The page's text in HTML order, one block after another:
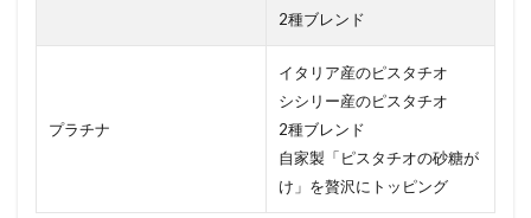
2種ブレンド
プラチナ
イタリア産のピスタチオ
シシリー産のピスタチオ
2種ブレンド
自家製「ピスタチオの砂糖が
け」を贅沢にトッピング